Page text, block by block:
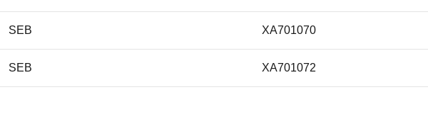
SEB XA701070
SEB XA701072